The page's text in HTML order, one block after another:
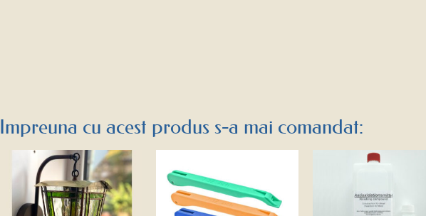
Impreuna cu acest produs s-a mai comandat: